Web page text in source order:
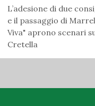
L’adesione di due
e il passaggio di
Viva" aprono scenari
Cretella